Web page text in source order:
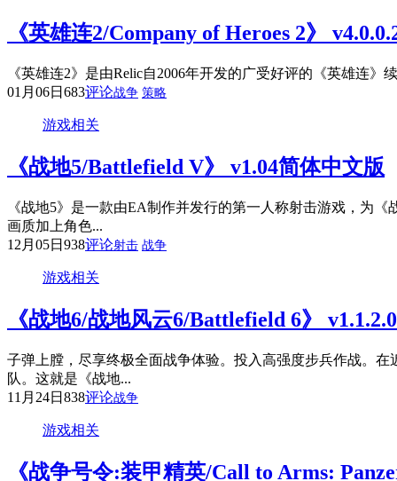
《英雄连2/Company of Heroes 2》
《英雄连2》是由Relic自2006年开发的广受好评的《英雄连
01月06日 683评论战争 策略
游戏相关
《战地5/Battlefield V》 v1.04简体中文版
《战地5》是一款由EA制作并发行的第一人称射击游戏，为
画质加上角色...
12月05日 938评论射击 战争
游戏相关
《战地6/战地风云6/Battlefield 6》
子弹上膛，尽享终极全面战争体验。投入高强度步兵作战。
队。这就是《战地...
11月24日 838评论战争
游戏相关
《战争号令:装甲精英/Call to Arms: